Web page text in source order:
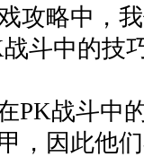
攻略中，
斗中的技
PK战斗中
，因此他